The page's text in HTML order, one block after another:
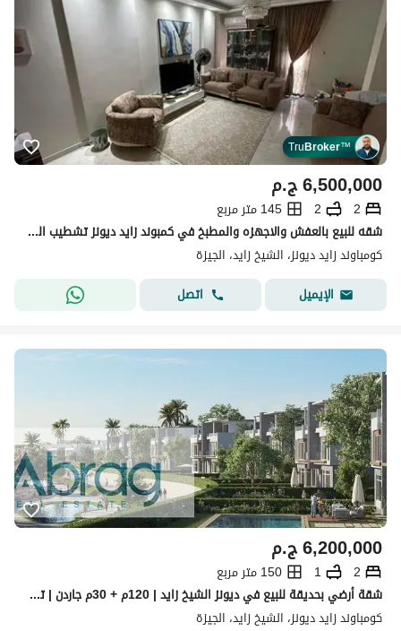
TruBroker™
ج.م6,500,000
2
2
145 متر مربع
شقه للبيع بالعفش والاجهزه والمطبخ في كمبوند زايد ديونز تشطيب الترا سوبر لوكس ارضي ب جنينه
كومباوند زايد ديونز، الشيخ زايد، الجيزة
الإيميل
اتصل
ج.م6,200,000
2
1
150 متر مربع
شقة أرضي بحديقة للبيع في ديونز الشيخ زايد | 120م + 30م جاردن | تشطيب سوبر لوكس
كومباوند زايد ديونز، الشيخ زايد، الجيزة